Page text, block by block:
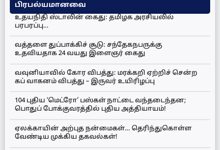
பிரபல்யமானவை
உதயநிதி ஸ்டாலின் கைது: தமிழக அரசியலில்
பரபரப்பு…
வத்தளை துப்பாக்கிச் சூடு: சந்தேகநபருக்கு
உதவியதாக 24 வயது இளைஞர் கைது
வவுனியாவில் கோர விபத்து: மரக்கறி ஏற்றிச் சென்ற
கப் வாகனம் விபத்து – இருவர் உயிரிழப்பு
104 புதிய ‘மெட்ரோ’ பஸ்கள் நாட்டை வந்தடைந்தன;
பொதுப் போக்குவரத்தில் புதிய அத்தியாயம்!
ஏலக்காயின் அற்புத நன்மைகள்… தெரிந்துகொள்ள
வேண்டிய முக்கிய தகவல்கள்!